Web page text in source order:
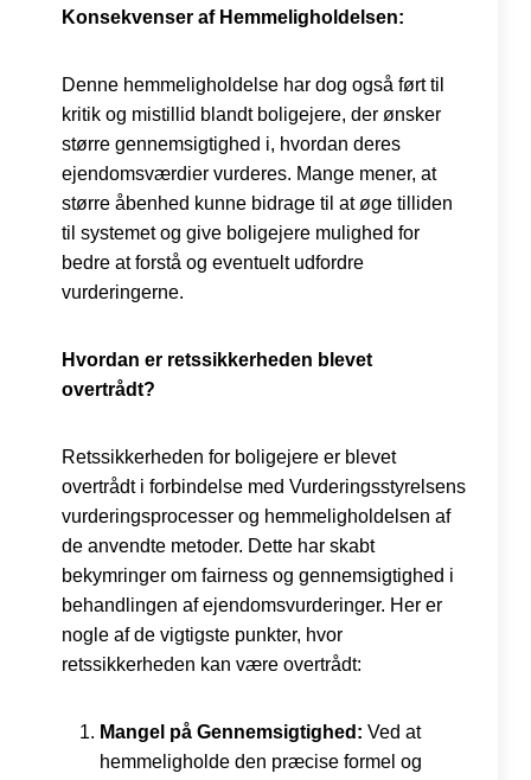
Konsekvenser af Hemmeligholdelsen:
Denne hemmeligholdelse har dog også ført til
kritik og mistillid blandt boligejere, der ønsker
større gennemsigtighed i, hvordan deres
ejendomsværdier vurderes. Mange mener, at
større åbenhed kunne bidrage til at øge tilliden
til systemet og give boligejere mulighed for
bedre at forstå og eventuelt udfordre
vurderingerne.
Hvordan er retssikkerheden blevet
overtrådt?
Retssikkerheden for boligejere er blevet
overtrådt i forbindelse med Vurderingsstyrelsens
vurderingsprocesser og hemmeligholdelsen af
de anvendte metoder. Dette har skabt
bekymringer om fairness og gennemsigtighed i
behandlingen af ejendomsvurderinger. Her er
nogle af de vigtigste punkter, hvor
retssikkerheden kan være overtrådt:
Mangel på Gennemsigtighed: Ved at
hemmeligholde den præcise formel og